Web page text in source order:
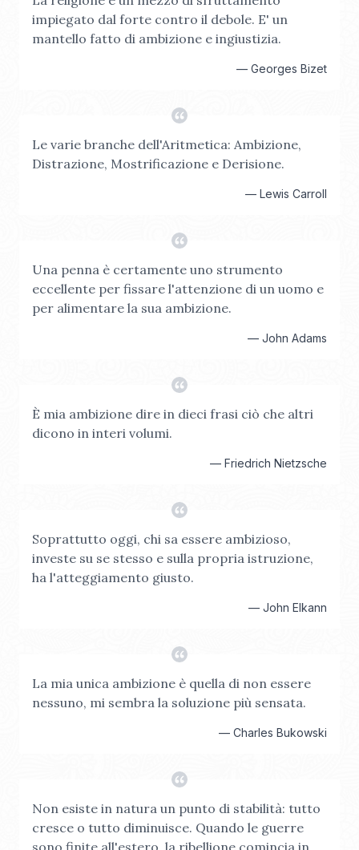
impiegato dal forte contro il debole. E' un
mantello fatto di ambizione e ingiustizia.
— Georges Bizet
Le varie branche dell'Aritmetica: Ambizione,
Distrazione, Mostrificazione e Derisione.
— Lewis Carroll
Una penna è certamente uno strumento
eccellente per fissare l'attenzione di un uomo e
per alimentare la sua ambizione.
— John Adams
È mia ambizione dire in dieci frasi ciò che altri
dicono in interi volumi.
— Friedrich Nietzsche
Soprattutto oggi, chi sa essere ambizioso,
investe su se stesso e sulla propria istruzione,
ha l'atteggiamento giusto.
— John Elkann
La mia unica ambizione è quella di non essere
nessuno, mi sembra la soluzione più sensata.
— Charles Bukowski
Non esiste in natura un punto di stabilità: tutto
cresce o tutto diminuisce. Quando le guerre
sono finite all'estero, la ribellione comincia in